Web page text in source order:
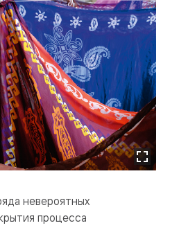
невероятных
процесса